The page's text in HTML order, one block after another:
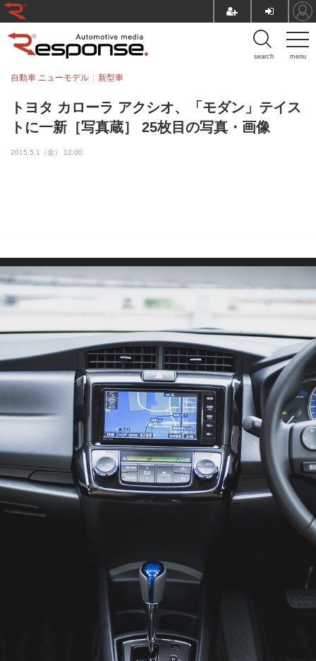
menu
search
トヨタ カローラ アクシオ、「モダン」テイス
トに一新［写真蔵］ 25枚目の写真・画像
自動車 ニューモデル 新型車
2015.5.1（金） 12:00